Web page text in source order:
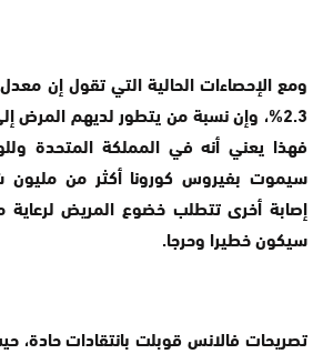
ومع الإحصاءات الحالية التي تقول إن
فهذا يعني أنه في المملكة المتحدة
سيموت بفيروس كورونا أكثر من مليون
إصابة أخرى تتطلب خضوع المريض
سيكون خطيرا وحرجا.
تصريحات فالانس قوبلت بانتقادات